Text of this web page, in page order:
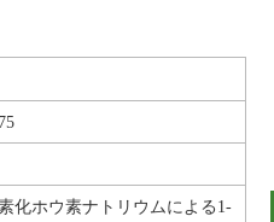
75
化ホウ素ナトリウムによる1-